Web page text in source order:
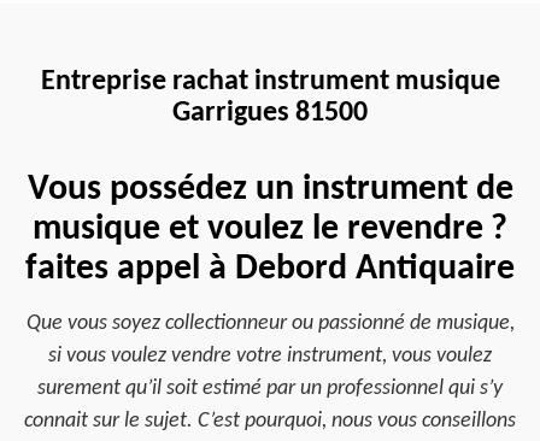
Entreprise rachat instrument musique
Garrigues 81500
Vous possédez un instrument de
musique et voulez le revendre ?
faites appel à Debord Antiquaire
Que vous soyez collectionneur ou passionné de musique,
si vous voulez vendre votre instrument, vous voulez
surement qu’il soit estimé par un professionnel qui s’y
connait sur le sujet. C’est pourquoi, nous vous conseillons